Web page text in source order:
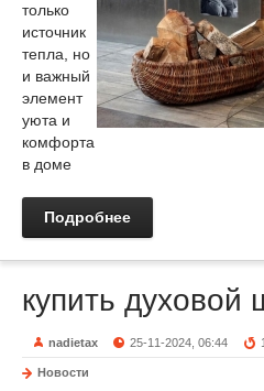
только
источник
тепла, но
и важный
элемент
уюта и
комфорта
в доме
Подробнее
купить
nadietax 25-11-2024, 06:44
Новости